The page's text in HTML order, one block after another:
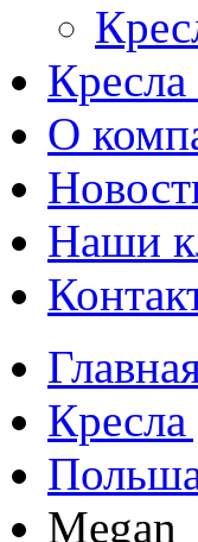
О
Наши
Megan